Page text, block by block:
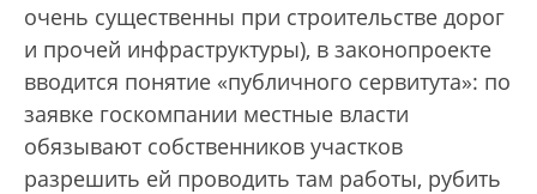
очень существенны при строительстве дорог
и прочей инфраструктуры), в законопроекте
вводится понятие «публичного сервитута»: по
заявке госкомпании местные власти
обязывают собственников участков
разрешить ей проводить там работы, рубить